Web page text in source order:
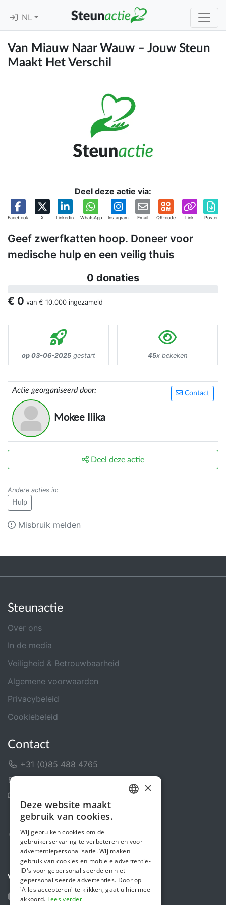
NL
Van Miauw Naar Wauw – Jouw Steun
Maakt Het Verschil
Deel deze actie via:
Facebook X Linkedin WhatsApp Instagram Email QR-code Link Poster
Geef zwerfkatten hoop. Doneer voor
medische hulp en een veilig thuis
0 donaties
€ 0 van € 10.000 ingezameld
op 03-06-2025 gestart 45x bekeken
Contact
Actie georganiseerd door:
Mokee Ilika
Deel deze actie
Andere acties in:
Hulp
Misbruik melden
Steunactie
Over ons
In de media
Veiligheid & Betrouwbaarheid
Algemene voorwaarden
Privacybeleid
Cookiebeleid
Contact
+31 (0)85 488 4765
Volg ons
ENGLISH
×
Deze website maakt
gebruik van cookies.
Wij gebruiken cookies om de
gebruikerservaring te verbeteren en voor
advertentiepersonalisatie. Wij maken
gebruik van cookies en mobiele advertentie-
ID's voor gepersonaliseerde en niet-
gepersonaliseerde advertenties. Door op
'Alles accepteren' te klikken, gaat u hiermee
akkoord. Lees verder